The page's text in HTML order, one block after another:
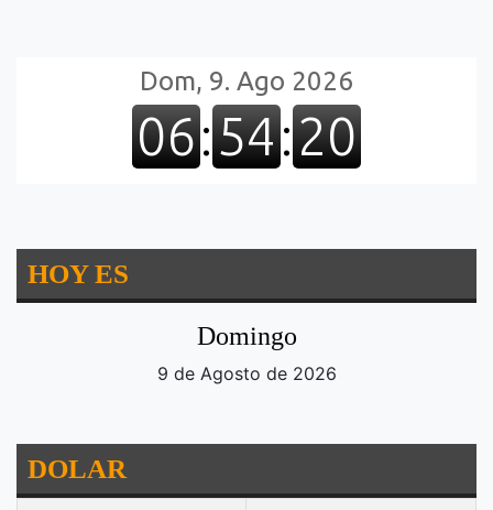
HOY ES
Domingo
9 de Agosto de 2026
DOLAR